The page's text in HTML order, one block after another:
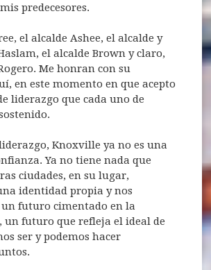
predecesores.
el alcalde Ashee, el alcalde y
el alcalde Brown y claro,
Me honran con su
en este momento en que acepto
liderazgo que cada uno de
Knoxville ya no es una
Ya no tiene nada que
ciudades, en su lugar,
identidad propia y nos
futuro cimentado en la
un futuro que refleja el ideal de
ser y podemos hacer